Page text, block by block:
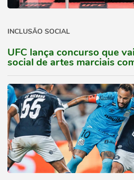
INCLUSÃO SOCIAL
UFC lança concurso que
social de artes marciais